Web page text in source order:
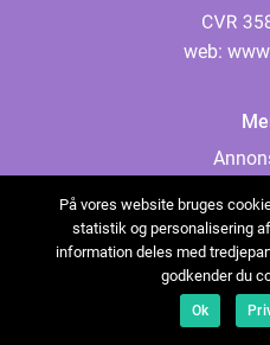
web:
På vores website bruges
statistik og personalisering
information deles med
godkender du
Ok